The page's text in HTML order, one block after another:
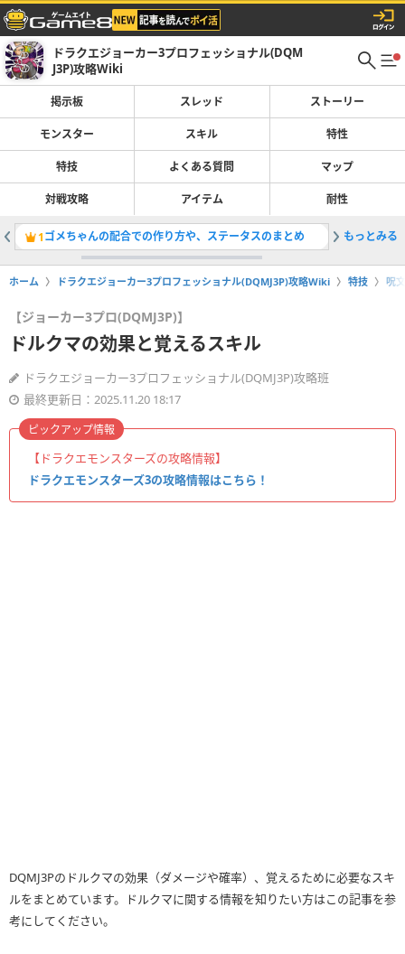
ドラクエジョーカー3プロフェッショナル(DQM
J3P)攻略Wiki
掲示板 スレッド ストーリー
モンスター スキル 特性
特技 よくある質問 マップ
対戦攻略 アイテム 耐性
1ゴメちゃんの配合での作り方や、ステータスのまとめ 2スキル
もっとみる
ホーム ドラクエジョーカー3プロフェッショナル(DQMJ3P)攻略Wiki 特技 呪
【ジョーカー3プロ(DQMJ3P)】
ドルクマの効果と覚えるスキル
ドラクエジョーカー3プロフェッショナル(DQMJ3P)攻略班
最終更新日：2025.11.20 18:17
【ドラクエモンスターズの攻略情報】
ドラクエモンスターズ3の攻略情報はこちら！
ピックアップ情報
DQMJ3Pのドルクマの効果（ダメージや確率）、覚えるために必要なスキ
ルをまとめています。ドルクマに関する情報を知りたい方はこの記事を参
考にしてください。